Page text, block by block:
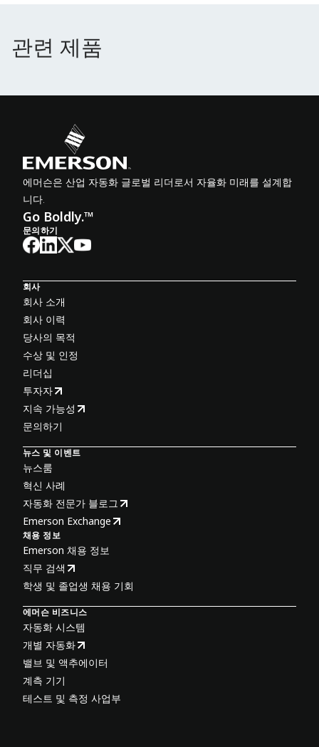
관련 제품
관련 제품
에머슨은 산업 자동화 글로벌 리더로서 자율화 미래를 설계합
니다.
Go Boldly.™
문의하기
회사
회사 소개
회사 이력
당사의 목적
수상 및 인정
리더십
투자자
지속 가능성
문의하기
뉴스 및 이벤트
뉴스룸
혁신 사례
자동화 전문가 블로그
Emerson Exchange
채용 정보
Emerson 채용 정보
직무 검색
학생 및 졸업생 채용 기회
에머슨 비즈니스
자동화 시스템
개별 자동화
밸브 및 액추에이터
계측 기기
테스트 및 측정 사업부